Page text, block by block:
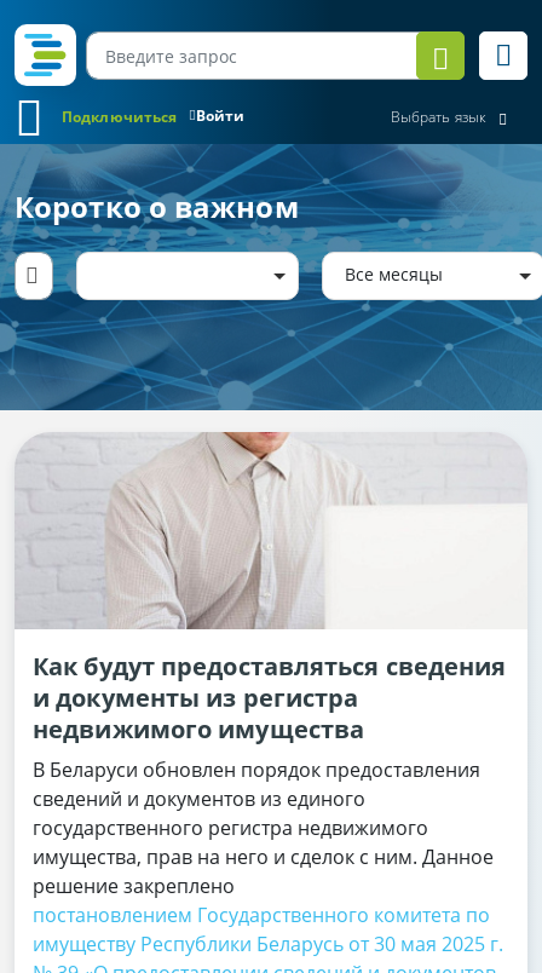
Войти
Подключиться Выбрать язык
Коротко о важном
Все месяцы
Как будут предоставляться сведения
и документы из регистра
недвижимого имущества
В Беларуси обновлен порядок предоставления
сведений и документов из единого
государственного регистра недвижимого
имущества, прав на него и сделок с ним. Данное
решение закреплено
постановлением Государственного комитета по
имуществу Республики Беларусь от 30 мая 2025 г.